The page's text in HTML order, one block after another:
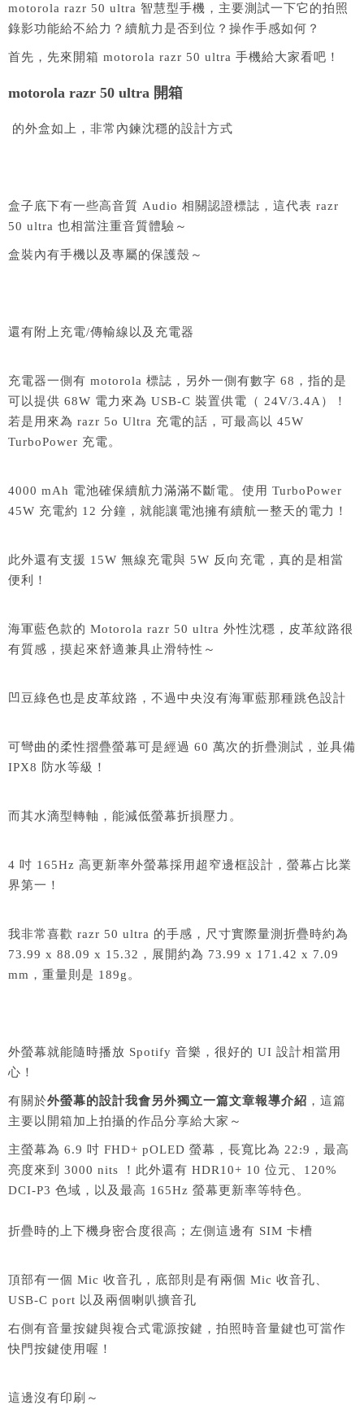
motorola razr 50 ultra 智慧型手機，主要測試一下它的拍照
錄影功能給不給力？續航力是否到位？操作手感如何？
首先，先來開箱 motorola razr 50 ultra 手機給大家看吧！
motorola razr 50 ultra 開箱
的外盒如上，非常內鍊沈穩的設計方式
盒子底下有一些高音質 Audio 相關認證標誌，這代表 razr
50 ultra 也相當注重音質體驗～
盒裝內有手機以及專屬的保護殼～
還有附上充電/傳輸線以及充電器
充電器一側有 motorola 標誌，另外一側有數字 68，指的是
可以提供 68W 電力來為 USB-C 裝置供電（ 24V/3.4A）！
若是用來為 razr 5o Ultra 充電的話，可最高以 45W
TurboPower 充電。
4000 mAh 電池確保續航力滿滿不斷電。使用 TurboPower
45W 充電約 12 分鐘，就能讓電池擁有續航一整天的電力！
此外還有支援 15W 無線充電與 5W 反向充電，真的是相當
便利！
海軍藍色款的 Motorola razr 50 ultra 外性沈穩，皮革紋路很
有質感，摸起來舒適兼具止滑特性～
凹豆綠色也是皮革紋路，不過中央沒有海軍藍那種跳色設計
可彎曲的柔性摺疊螢幕可是經過 60 萬次的折疊測試，並具備
IPX8 防水等級！
而其水滴型轉軸，能減低螢幕折損壓力。
4 吋 165Hz 高更新率外螢幕採用超窄邊框設計，螢幕占比業
界第一！
我非常喜歡 razr 50 ultra 的手感，尺寸實際量測折疊時約為
73.99 x 88.09 x 15.32，展開約為 73.99 x 171.42 x 7.09
mm，重量則是 189g。
外螢幕就能隨時播放 Spotify 音樂，很好的 UI 設計相當用
心！
有關於外螢幕的設計我會另外獨立一篇文章報導介紹 ，這篇
主要以開箱加上拍攝的作品分享給大家～
主螢幕為 6.9 吋 FHD+ pOLED 螢幕，長寬比為 22:9，最高
亮度來到 3000 nits ！此外還有 HDR10+ 10 位元、120%
DCI-P3 色域，以及最高 165Hz 螢幕更新率等特色。
折疊時的上下機身密合度很高；左側這邊有 SIM 卡槽
頂部有一個 Mic 收音孔，底部則是有兩個 Mic 收音孔、
USB-C port 以及兩個喇叭擴音孔
右側有音量按鍵與複合式電源按鍵，拍照時音量鍵也可當作
快門按鍵使用喔！
這邊沒有印刷～